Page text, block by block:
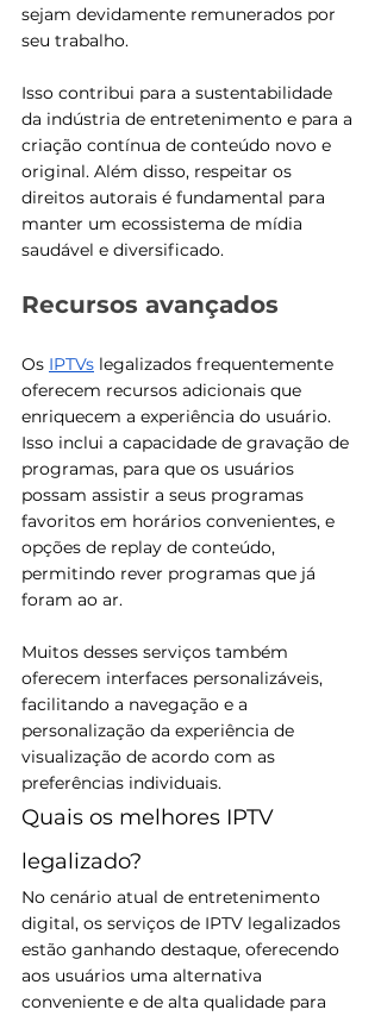
sejam devidamente remunerados por
seu trabalho.
Isso contribui para a sustentabilidade
da indústria de entretenimento e para a
criação contínua de conteúdo novo e
original. Além disso, respeitar os
direitos autorais é fundamental para
manter um ecossistema de mídia
saudável e diversificado.
Recursos avançados
Os IPTVs legalizados frequentemente
oferecem recursos adicionais que
enriquecem a experiência do usuário.
Isso inclui a capacidade de gravação de
programas, para que os usuários
possam assistir a seus programas
favoritos em horários convenientes, e
opções de replay de conteúdo,
permitindo rever programas que já
foram ao ar.
Muitos desses serviços também
oferecem interfaces personalizáveis,
facilitando a navegação e a
personalização da experiência de
visualização de acordo com as
preferências individuais.
Quais os melhores IPTV
legalizado?
No cenário atual de entretenimento
digital, os serviços de IPTV legalizados
estão ganhando destaque, oferecendo
aos usuários uma alternativa
conveniente e de alta qualidade para